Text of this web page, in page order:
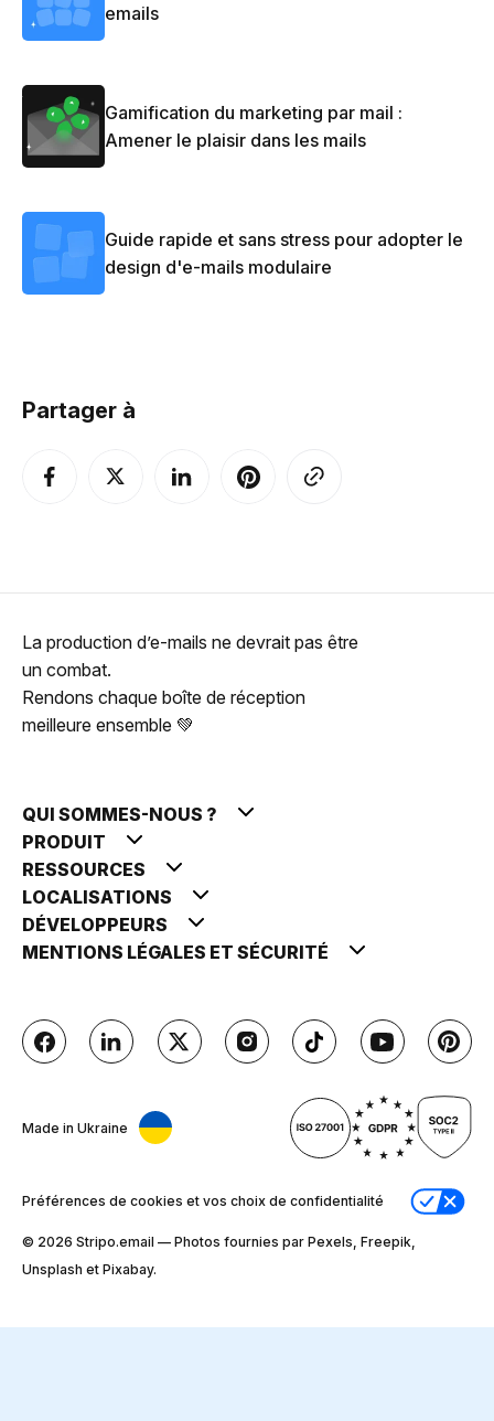
emails
Gamification du marketing par mail :
Amener le plaisir dans les mails
Guide rapide et sans stress pour adopter le
design d'e-mails modulaire
Partager à
La production d’e-mails ne devrait pas être
un combat.
Rendons chaque boîte de réception
meilleure ensemble 💚
QUI SOMMES-NOUS ?
PRODUIT
RESSOURCES
LOCALISATIONS
DÉVELOPPEURS
MENTIONS LÉGALES ET SÉCURITÉ
Made in Ukraine
Préférences de cookies et vos choix de confidentialité
© 2026 Stripо.email — Photos fournies par Pexels, Freepik,
Unsplash et Pixabay.